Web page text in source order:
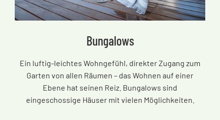
Bungalows
Ein luftig-leichtes Wohngefühl, direkter Zugang zum
Garten von allen Räumen – das Wohnen auf einer
Ebene hat seinen Reiz. Bungalows sind
eingeschossige Häuser mit vielen Möglichkeiten.